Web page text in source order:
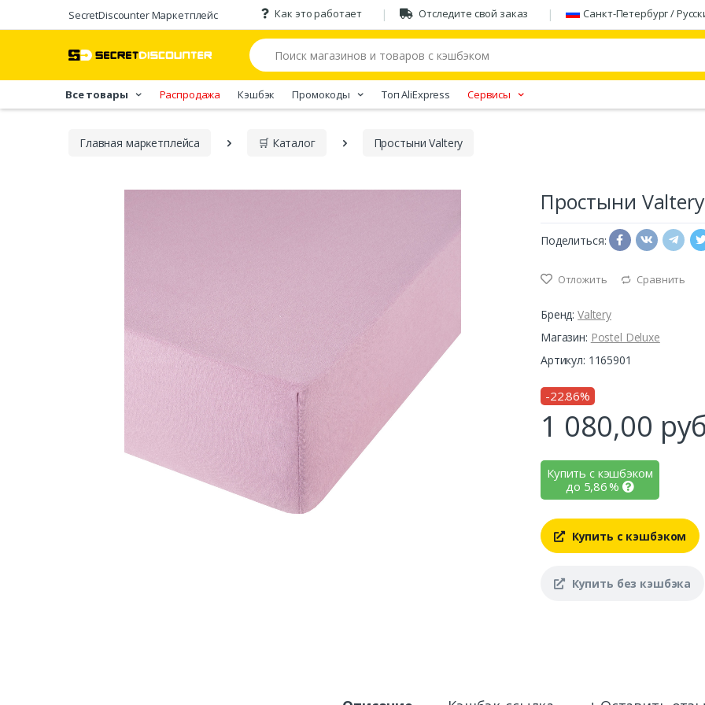
SecretDiscounter Маркетплейс Как это работает Отследите свой заказ Санкт-Петербург /
Все товары Распродажа Кэшбэк Промокоды Tоп AliExpress Сервисы
Главная марĸетплейса 🛒 Каталог Простыни Valtery
Простыни Valtery
Поделиться:
Отложить Сравнить
Бренд: Valtery
Магазин: Postel Deluxe
Артикул: 1165901
-22.86%
1 080,00
Купить с кэшбэком
до 5,86%
Купить с кэшбэком
Купить без кэшбэка